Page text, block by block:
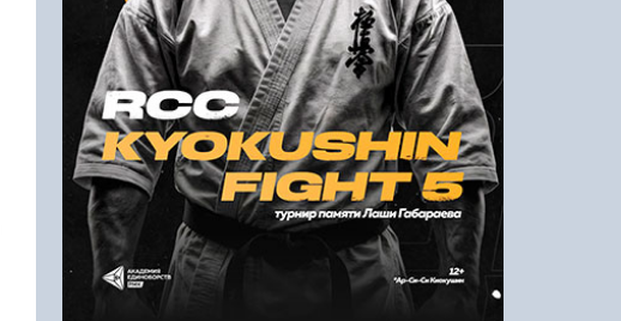
Напомнить пароль
Регистрация